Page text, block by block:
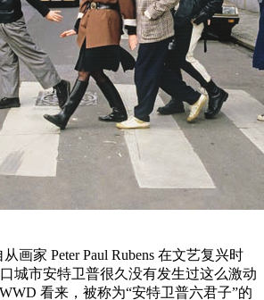
家 Peter Paul Rubens 在文艺复兴时
城市安特卫普很久没有发生过这么激动
看来，被称为“安特卫普六君子”的